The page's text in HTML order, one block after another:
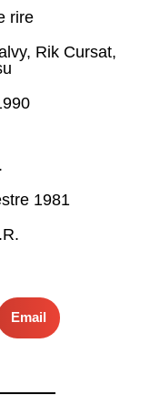
rire
, Rik Cursat,
1981
Email